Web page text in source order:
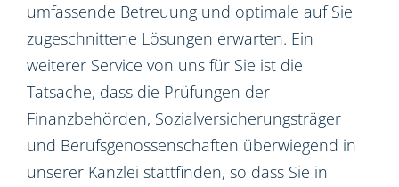
umfassende Betreuung und optimale auf Sie
zugeschnittene Lösungen erwarten. Ein
weiterer Service von uns für Sie ist die
Tatsache, dass die Prüfungen der
Finanzbehörden, Sozialversicherungsträger
und Berufsgenossenschaften überwiegend in
unserer Kanzlei stattfinden, so dass Sie in